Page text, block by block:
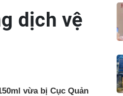
dịch vệ
vừa bị Cục Quản